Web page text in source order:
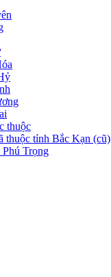
thuộc
thuộc tỉnh Bắc Kạn (cũ)
Trọng